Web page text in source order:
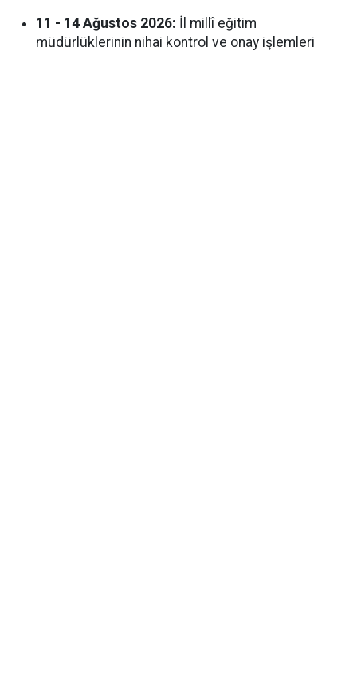
11 - 14 Ağustos 2026: İl millî eğitim
müdürlüklerinin nihai kontrol ve onay işlemleri